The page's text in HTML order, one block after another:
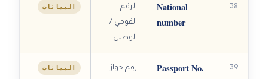
38
National
number
الرقم
القومي /
الوطني
البيانات
39
Passport No.
رقم جواز
البيانات